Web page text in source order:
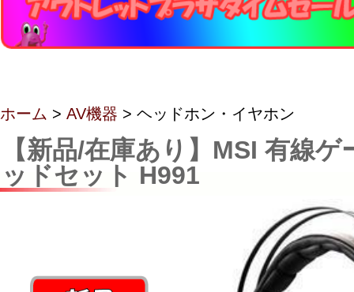
ホーム > AV機器 > ヘッドホン・イヤホン
【新品/在庫あり】MSI 有線
ッドセット H991